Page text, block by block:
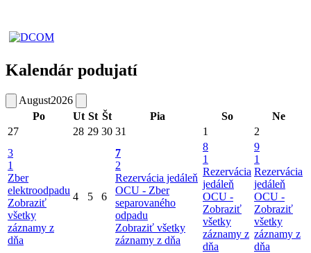
Kalendár podujatí
August2026
Po
Ut St Št Pia So
Ne
27
28 29 30 31 1
2
3
1
Zber
elektroodpadu
Zobraziť
všetky
záznamy z
dňa
4 5 6
7
2
Rezervácia jedáleň
OCU - Zber
separovaného
odpadu
Zobraziť všetky
záznamy z dňa
8
1
Rezervácia
jedáleň
OCU -
Zobraziť
všetky
záznamy z
dňa
9
1
Rezervácia
jedáleň
OCU -
Zobraziť
všetky
záznamy z
dňa